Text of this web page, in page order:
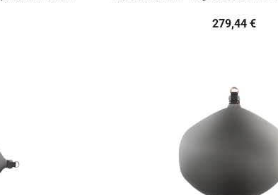
279,44 €